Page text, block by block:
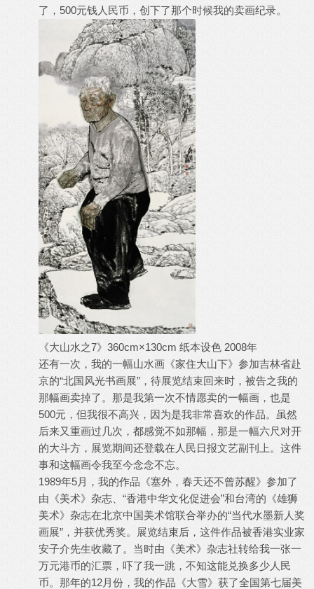
了，500元钱人民币，创下了那个时候我的卖画纪录。
《大山水之7》360cm×130cm 纸本设色 2008年
还有一次，我的一幅山水画《家住大山下》参加吉林省赴
京的“北国风光书画展”，待展览结束回来时，被告之我的
那幅画卖掉了。那是我第一次不情愿卖的一幅画，也是
500元，但我很不高兴，因为是我非常喜欢的作品。虽然
后来又重画过几次，都感觉不如那幅，那是一幅六尺对开
的大斗方，展览期间还登载在人民日报文艺副刊上。这件
事和这幅画令我至今念念不忘。
1989年5月，我的作品《塞外，春天还不曾苏醒》参加了
由《美术》杂志、“香港中华文化促进会”和台湾的《雄狮
美术》杂志在北京中国美术馆联合举办的“当代水墨新人奖
画展”，并获优秀奖。展览结束后，这件作品被香港实业家
安子介先生收藏了。当时由《美术》杂志社转给我一张一
万元港币的汇票，吓了我一跳，不知这能兑换多少人民
币。那年的12月份，我的作品《大雪》获了全国第七届美